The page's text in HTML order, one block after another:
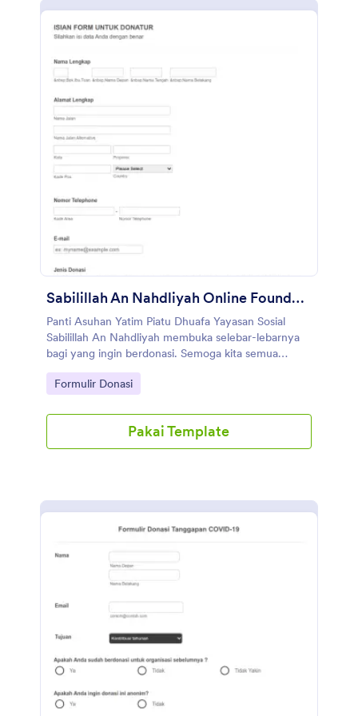
Seret dan lepas dengan Pembuat Formulir Jotform
untuk menambahkan bidang formulir, mengatur
ulang tata letak, menambahkan merek Anda, dan
banyak lagi. Setelah Anda mengumpulkan donasi
barang melalui formulir Anda. Anda dapat
memungkinkan Anda melihat data Anda dalam
tampilan spreadsheet. Anda juga dapat
menyikronkan kiriman tanggapan dan unggahan ke
akun Anda yang lain secara otomatis dengan 100+
integrasi formulir gratis kami, seperti Google
formulir ini dan segera gunakan di Jotform!
Sabilillah An Nahdliyah Online Foundation Donation
Panti Asuhan Yatim Piatu Dhuafa Yayasan Sosial
Sabilillah An Nahdliyah membuka selebar-lebarnya
bagi yang ingin berdonasi. Semoga kita semua
mendapat Ridho Allah SWT.
Go to Category:
Formulir Donasi
Pakai Template